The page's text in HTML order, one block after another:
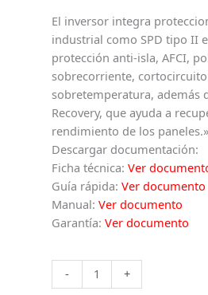
El inversor integra
industrial como SPD tipo II
protección anti-isla, AFCI,
sobrecorriente,
sobretemperatura, además
Recovery, que ayuda a
rendimiento de los paneles.»
Descargar documentación:
Ficha técnica: Ver
Guía rápida: Ver documento
Manual: Ver documento
Garantía: Ver documento
-
HUAWEI
SUN2000-
+